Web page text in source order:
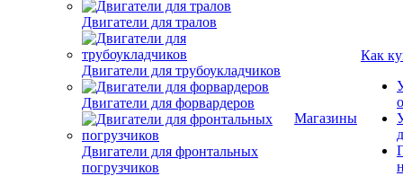
Двигатели для тралов
Двигатели для трубоукладчиков
Двигатели для форвардеров
Двигатели для фронтальных
погрузчиков
Магазины
Как